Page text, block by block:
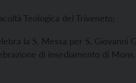
Teologica del Triveneto;
la S. Messa per S. Giovanni
di insediamento di Mons.